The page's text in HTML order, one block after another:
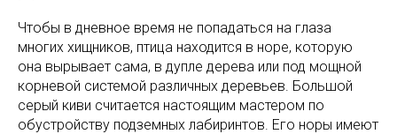
Чтобы в дневное время не попадаться на глаза
многих хищников, птица находится в норе, которую
она вырывает сама, в дупле дерева или под мощной
корневой системой различных деревьев. Большой
серый киви считается настоящим мастером по
обустройству подземных лабиринтов. Его норы имеют